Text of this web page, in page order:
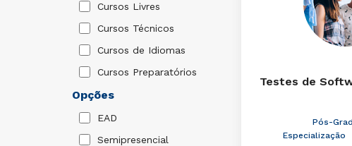
Cursos Livres
Cursos Técnicos
Cursos de Idiomas
Cursos Preparatórios
Opções
EAD
Semipresencial
Testes de
Pós-
Especialização